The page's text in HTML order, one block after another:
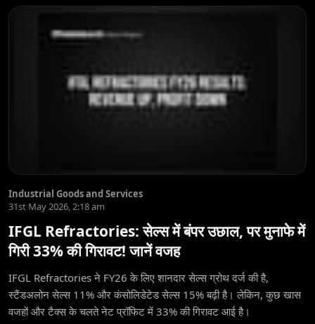
Industrial Goods and Services
31st May 2026, 2:18 am
IFGL Refractories: सेल्स में बंपर उछाल, पर मुनाफे में
गिरी 33% की गिरावट! जानें वजह
IFGL Refractories ने FY26 के लिए शानदार सेल्स ग्रोथ दर्ज की है,
स्टैंडअलोन सेल्स 11% और कंसोलिडेटेड सेल्स 15% बढ़ी है। लेकिन, कुछ खास
वजहों और टैक्स के चलते नेट प्रॉफिट में 33% की गिरावट आई है।